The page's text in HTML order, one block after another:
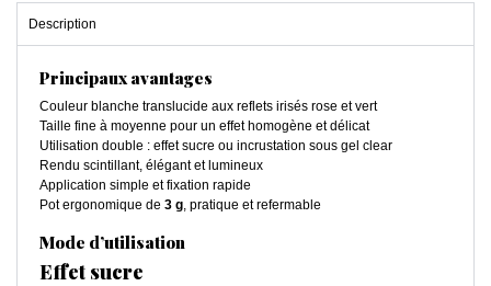
Description
Principaux avantages
Couleur blanche translucide aux reflets irisés rose et vert
Taille fine à moyenne pour un effet homogène et délicat
Utilisation double : effet sucre ou incrustation sous gel clear
Rendu scintillant, élégant et lumineux
Application simple et fixation rapide
Pot ergonomique de 3 g, pratique et refermable
Mode d’utilisation
Effet sucre